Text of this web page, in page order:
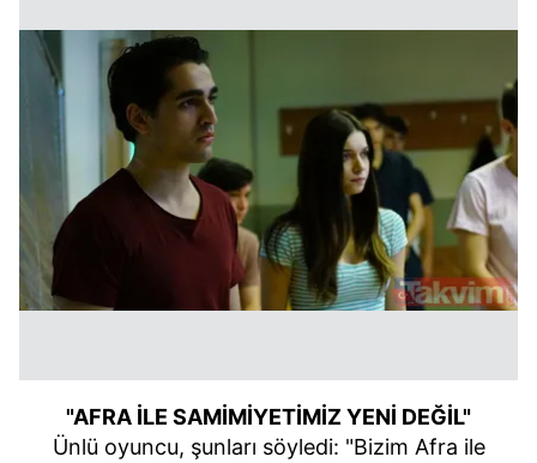
"AFRA İLE SAMİMİYETİMİZ YENİ DEĞİL"
Ünlü oyuncu, şunları söyledi: "Bizim Afra ile